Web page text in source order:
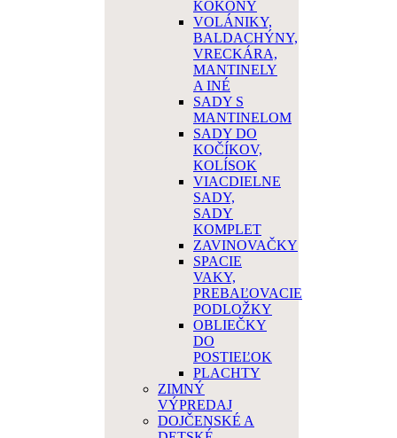
KOKONY
VOLÁNIKY,
BALDACHÝNY,
VRECKÁRA,
MANTINELY
A INÉ
SADY S
MANTINELOM
SADY DO
KOČÍKOV,
KOLÍSOK
VIACDIELNE
SADY,
SADY
KOMPLET
ZAVINOVAČKY
SPACIE
VAKY,
PREBAĽOVACIE
PODLOŽKY
OBLIEČKY
DO
POSTIEĽOK
PLACHTY
ZIMNÝ
VÝPREDAJ
DOJČENSKÉ A